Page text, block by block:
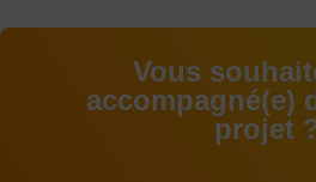
Vous
accompagné(e)
projet